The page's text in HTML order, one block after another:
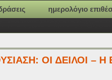
ημερολόγιο
ΟΙ ΔΕΙΛΟΙ –